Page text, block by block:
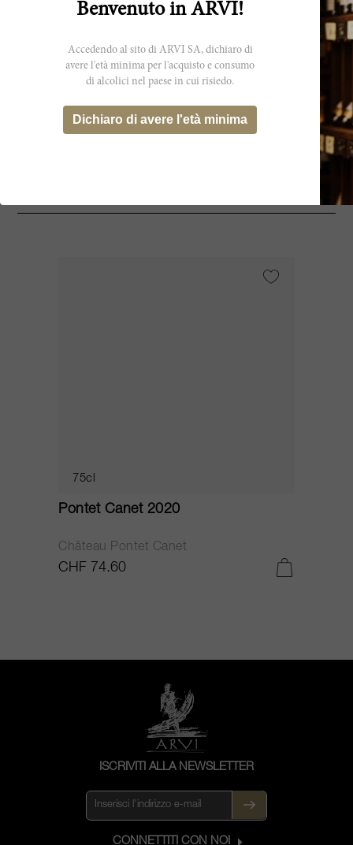
Ardbeg
75cl
Pontet Canet 2020
Château Pontet Canet
CHF 74.60
ISCRIVITI ALLA NEWSLETTER
CONNETTITI CON NOI
Benvenuto in ARVI!
Accedendo al sito di ARVI SA, dichiaro di
avere l'età minima per l'acquisto e consumo
di alcolici nel paese in cui risiedo.
Dichiaro di avere l'età minima